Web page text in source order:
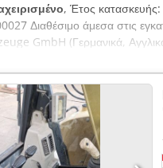
, Έτος κατασκευής:
Διαθέσιμο άμεσα στις
GmbH (Γερμανικά,
Αγγλικά) Παράδειγμα
Rb A Ujx Apheck *
11.380,00 € Εάν η
μαζί μας (κ.
το μεταχειρισμένο
NUTZFAHRZEUGE